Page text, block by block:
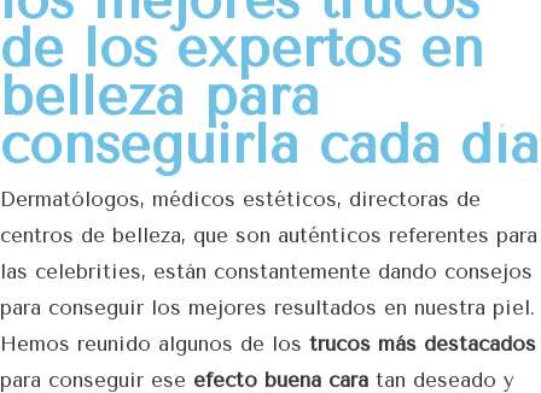
de los expertos en
belleza para
conseguirla cada día
Dermatólogos, médicos estéticos, directoras de
centros de belleza, que son auténticos referentes para
las celebrities, están constantemente dando consejos
para conseguir los mejores resultados en nuestra piel.
Hemos reunido algunos de los trucos más destacados
para conseguir ese efecto buena cara tan deseado y